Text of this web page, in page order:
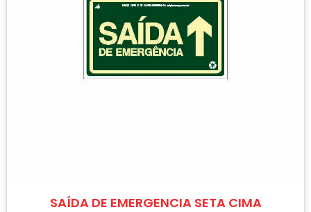
SAÍDA DE EMERGENCIA SETA CIMA